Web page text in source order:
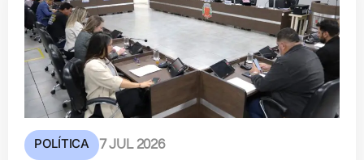
POLÍTICA 7 JUL 2026